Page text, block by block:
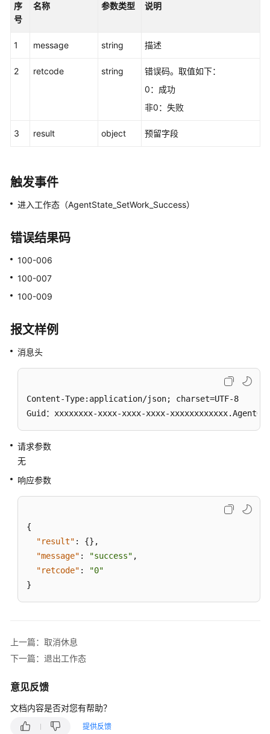
接
查
配
置
查
询
配
置
技
设
否
重
能
队
闲
序
号
名称 参数类型 说明
1 message string 描述
2 retcode string
错误码。取值如下：
0：成功
非0：失败
3 result object 预留字段
触发事件
进入工作态（AgentState_SetWork_Success）
错误结果码
100-006
100-007
100-009
报文样例
消息头
Content-Type:application/json; charset=UTF-8
Guid：xxxxxxxx-xxxx-xxxx-xxxx-
请求参数
无
响应参数
{
"result" : {} ,
"message" : "success" ,
"retcode" :
"0"
}
上一篇：取消休息
下一篇：退出工作态
意见反馈
文档内容是否对您有帮助？
提供反馈